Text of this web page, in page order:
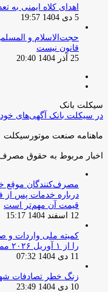
اهدای کلاه ایمنی به
5 دی 1404 19:57
حجت‌الاسلام و
قانون نیست
25 آذر 1404 20:40
سیکلت بانک
در سیکلت بانک آگهی‌های خود
ماهنامه صنعت موتورسیکلت
اخبار مربوط به حقوق
مصرف‌کنندگان موقع
درباره خدمات پس از
قیمت آن مهم‌تر است
12 اسفند 1404 15:17
کمیته ملی واردات و
را از ۱ آوریل ۲۰۲۶ ممنوع کرد
11 دی 1404 07:32
زنگ خطر تصادفات
10 دی 1404 23:49